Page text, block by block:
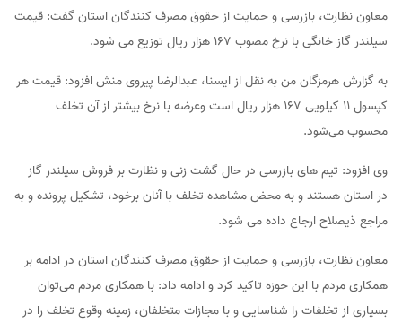
معاون نظارت، بازرسی و حمایت از حقوق مصرف کنندگان استان گفت: قیمت
سیلندر گاز خانگی با نرخ مصوب ۱۶۷ هزار ریال توزیع می شود.
به گزارش هرمزگان من به نقل از ایسنا، عبدالرضا پیروی منش افزود: قیمت هر
کپسول ۱۱ کیلویی ۱۶۷ هزار ریال است وعرضه با نرخ بیشتر از آن تخلف
محسوب می‌شود.
وی افزود: تیم های بازرسی در حال گشت زنی و نظارت بر فروش سیلندر گاز
در استان هستند و به محض مشاهده تخلف با آنان برخود، تشکیل پرونده و به
مراجع ذیصلاح ارجاع داده می شود.
معاون نظارت، بازرسی و حمایت از حقوق مصرف کنندگان استان در ادامه بر
همکاری مردم با این حوزه تاکید کرد و ادامه داد: با همکاری مردم می‌توان
بسیاری از تخلفات را شناسایی و با مجازات متخلفان، زمینه وقوع تخلف را در